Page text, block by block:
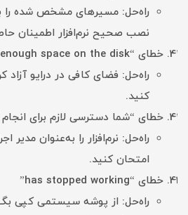
راه‌حل: مسیرهای مشخص شده را
نصب صحیح نرم‌افزار اطمینان
خطای “there is no enough space on the disk”
راه‌حل: فضای کافی در درایو آزاد
کنید.
خطای “شما دسترسی لازم برای انجام
راه‌حل: نرم‌افزار را به‌عنوان مدیر
امتحان کنید.
خطای “has stopped working”
راه‌حل: از پوشه سیستمی کپی